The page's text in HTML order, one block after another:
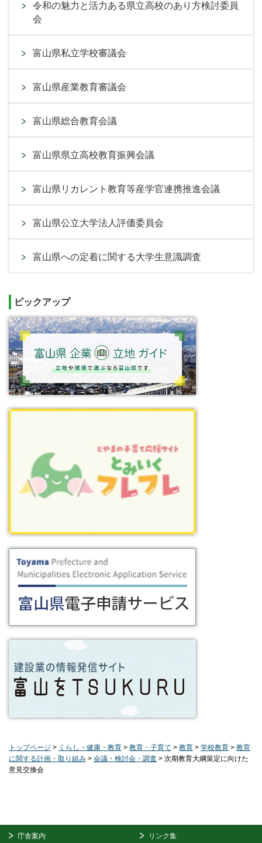
令和の魅力と活力ある県立高校のあり方検討委員
会
富山県私立学校審議会
富山県産業教育審議会
富山県総合教育会議
富山県県立高校教育振興会議
富山県リカレント教育等産学官連携推進会議
富山県公立大学法人評価委員会
富山県への定着に関する大学生意識調査
ピックアップ
トップページ > くらし・健康・教育 > 教育・子育て > 教育 > 学校教育 > 教育
に関する計画・取り組み > 会議・検討会・調査 > 次期教育大綱策定に向けた
意見交換会
庁舎案内 リンク集